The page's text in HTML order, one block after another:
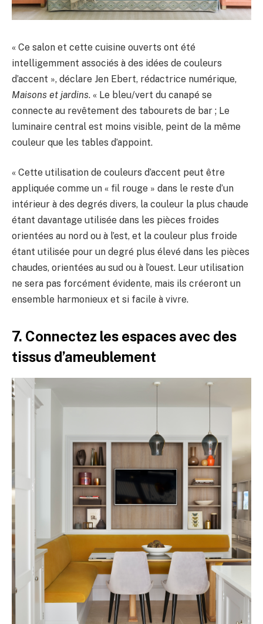
« Ce salon et cette cuisine ouverts ont été
intelligemment associés à des idées de couleurs
d’accent », déclare Jen Ebert, rédactrice numérique,
Maisons et jardins. « Le bleu/vert du canapé se
connecte au revêtement des tabourets de bar ; Le
luminaire central est moins visible, peint de la même
couleur que les tables d’appoint.
« Cette utilisation de couleurs d’accent peut être
appliquée comme un « fil rouge » dans le reste d’un
intérieur à des degrés divers, la couleur la plus chaude
étant davantage utilisée dans les pièces froides
orientées au nord ou à l’est, et la couleur plus froide
étant utilisée pour un degré plus élevé dans les pièces
chaudes, orientées au sud ou à l’ouest. Leur utilisation
ne sera pas forcément évidente, mais ils créeront un
ensemble harmonieux et si facile à vivre.
7. Connectez les espaces avec des
tissus d’ameublement